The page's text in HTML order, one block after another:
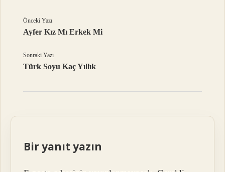
Önceki Yazı
Ayfer Kız Mı Erkek Mi
Sonraki Yazı
Türk Soyu Kaç Yıllık
Bir yanıt yazın